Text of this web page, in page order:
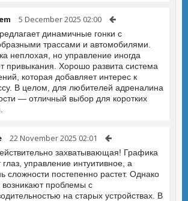
5 December 2025 02:00
динамичные гонки с
трассами и автомобилями.
неплохая, но управление иногда
привыкания. Хорошо развита система
которая добавляет интерес к
В целом, для любителей адреналина
— отличный выбор для коротких
22 November 2025 02:01
захватывающая! Графика
глаз, управление интуитивное, а
сложности постепенно растет. Однако
возникают проблемы с
на старых устройствах. В